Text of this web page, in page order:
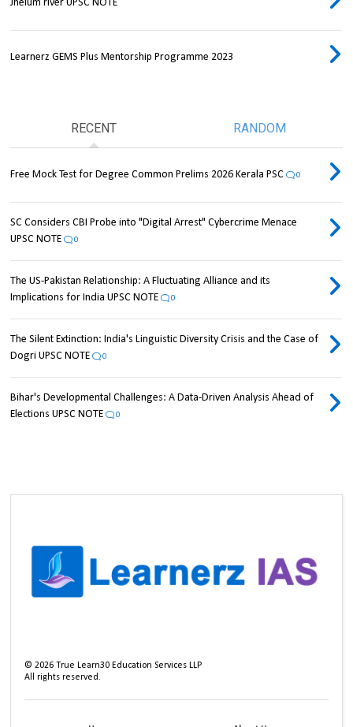
Jhelum river UPSC NOTE
Learnerz GEMS Plus Mentorship Programme 2023
RECENT RANDOM
Free Mock Test for Degree Common Prelims 2026 Kerala PSC 0
SC Considers CBI Probe into "Digital Arrest" Cybercrime Menace
UPSC NOTE
0
The US-Pakistan Relationship: A Fluctuating Alliance and its
Implications for India UPSC NOTE
0
The Silent Extinction: India's Linguistic Diversity Crisis and the Case of
Dogri UPSC NOTE
0
Bihar's Developmental Challenges: A Data-Driven Analysis Ahead of
Elections UPSC NOTE
0
©2026 True Learn30 Education Services LLP
All rights reserved.